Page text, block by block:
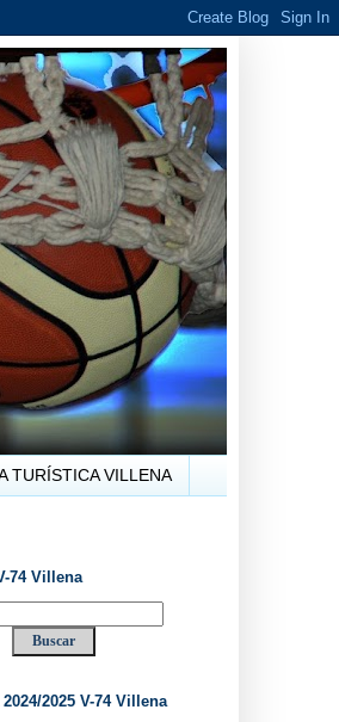
TURÍSTICA VILLENA
1.974 ... EL "UVE" ...
74 Villena
2025 V-74 Villena